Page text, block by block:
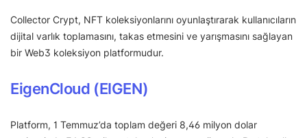
Collector Crypt, NFT koleksiyonlarını oyunlaştırarak kullanıcıların
dijital varlık toplamasını, takas etmesini ve yarışmasını sağlayan
bir Web3 koleksiyon platformudur.
EigenCloud (EIGEN)
Platform, 1 Temmuz’da toplam değeri 8,46 milyon dolar